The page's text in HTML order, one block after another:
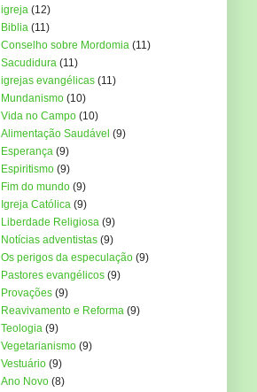
igreja (12)
Biblia (11)
Conselho sobre Mordomia (11)
Sacudidura (11)
igrejas evangélicas (11)
Mundanismo (10)
Vida no Campo (10)
Alimentação Saudável (9)
Esperança (9)
Espiritismo (9)
Fim do mundo (9)
Igreja Católica (9)
Liberdade Religiosa (9)
Notícias adventistas (9)
Os perigos da especulação (9)
Pastores evangélicos (9)
Provações (9)
Reavivamento e Reforma (9)
Teologia (9)
Vegetarianismo (9)
Vestuário (9)
Ano Novo (8)